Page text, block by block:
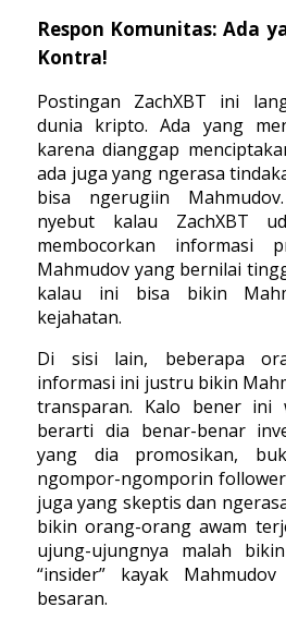
Respon Komunitas: Ada
Kontra!
Postingan ZachXBT ini
dunia kripto. Ada yang
karena dianggap
ada juga yang ngerasa
bisa ngerugiin
nyebut kalau ZachXBT
membocorkan informasi
Mahmudov yang bernilai
kalau ini bisa bikin
kejahatan.
Di sisi lain, beberapa
informasi ini justru bikin
transparan. Kalo bener ini
berarti dia benar-benar
yang dia promosikan,
ngompor-ngomporin
juga yang skeptis dan
bikin orang-orang awam
ujung-ujungnya malah
“insider” kayak
besaran.